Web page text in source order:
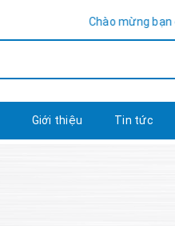
Chào mừng bạn đến
Giới thiệu Tin tức